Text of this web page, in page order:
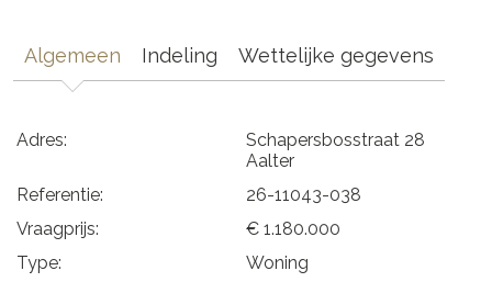
Algemeen Indeling Wettelijke gegevens
Adres:
Schapersbosstraat 28
Aalter
Referentie:
26-11043-038
Vraagprijs:
€ 1.180.000
Type:
Woning